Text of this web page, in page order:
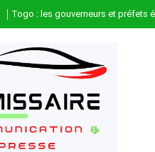
Togo : les gouverneurs et préfets